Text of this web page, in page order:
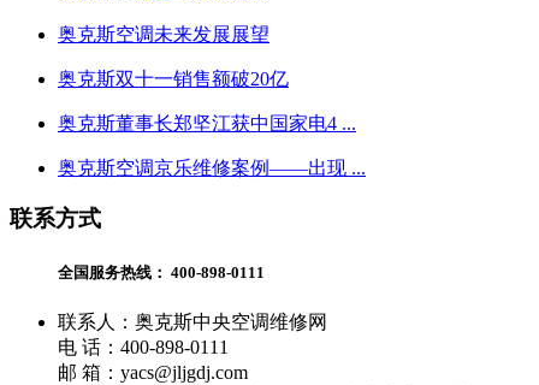
奥克斯空调未来发展展望
奥克斯双十一销售额破20亿
奥克斯董事长郑坚江获中国家电4 ...
奥克斯空调京乐维修案例——出现 ...
联系方式
全国服务热线： 400-898-0111
联系人：奥克斯中央空调维修网
电 话：400-898-0111
邮 箱：yacs@jljgdj.com